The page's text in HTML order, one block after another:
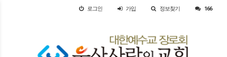
로그인 가입 정보찾기 166